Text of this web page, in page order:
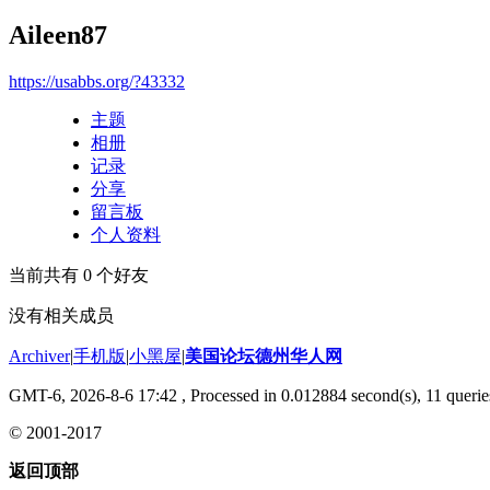
Aileen87
https://usabbs.org/?43332
主题
相册
记录
分享
留言板
个人资料
当前共有 0 个好友
没有相关成员
Archiver|手机版|小黑屋|美国论坛德州华人网
GMT-6, 2026-8-6 17:42 , Processed in 0.012884 second(s), 11
© 2001-2017
返回顶部